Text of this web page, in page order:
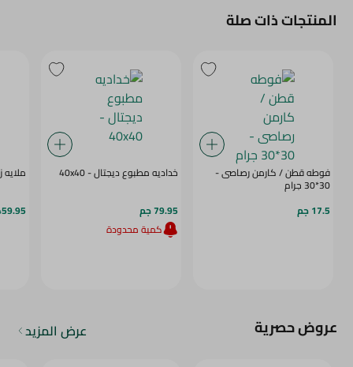
المنتجات ذات صلة
فوطه قطن / كارمن رصاصى -
30*30 جرام
17.5 جم
خداديه مطبوع ديجتال - 40x40
79.95 جم
كمية محدودة
ملايه
459.95
عروض حصرية عرض المزيد